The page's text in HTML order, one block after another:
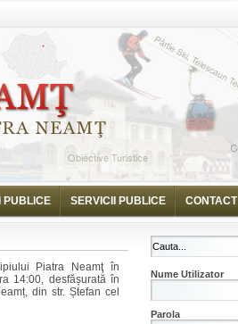
PUBLICE SERVICII PUBLICE CONTACT
Piatra Neamţ în
14:00, desfășurată în
din str. Ștefan cel
Nume Utilizator
Parola